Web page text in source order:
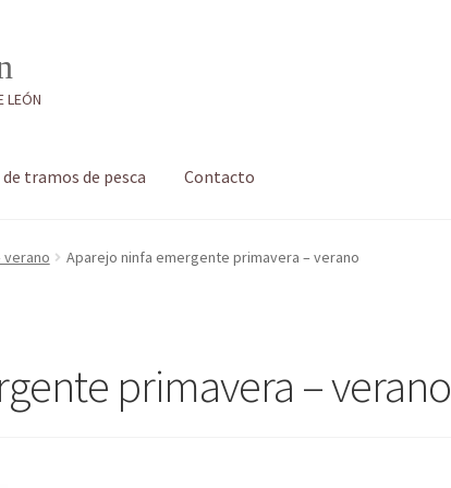
LEÓN
tramos de pesca Contacto
de pesca Formulario de contacto
verano Aparejo ninfa emergente primavera – verano
primavera – verano